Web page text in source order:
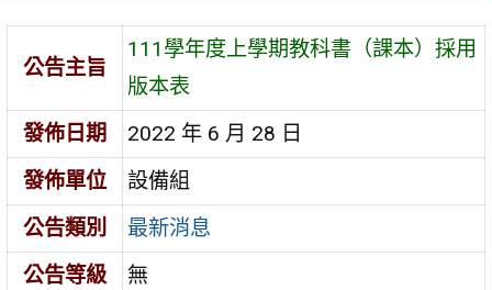
公告主旨
111學年度上學期教科書（課本）採用
版本表
發佈日期
2022 年 6 月 28 日
發佈單位
設備組
公告類別
最新消息
公告等級
無